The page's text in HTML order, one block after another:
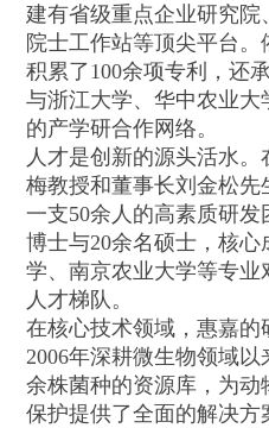
建有省级重点企业研究院
院士工作站等顶尖平台
积累了100余项专利，还
与浙江大学、华中农业
的产学研合作网络。
人才是创新的源头活水
梅教授和董事长刘金松
一支50余人的高素质研发
博士与20余名硕士，核
学、南京农业大学等专
人才梯队。
在核心技术领域，惠嘉的
2006年深耕微生物领域
余株菌种的资源库，为
保护提供了全面的解决